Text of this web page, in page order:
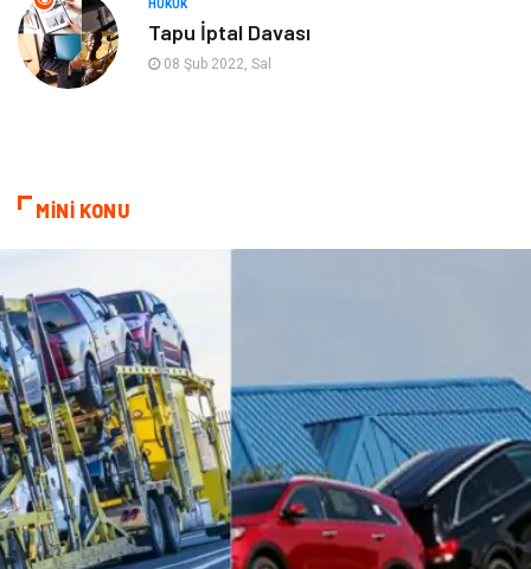
Güzellik
HUKUK
Tapu İptal Davası
08 Şub 2022, Sal
MİNİ KONU